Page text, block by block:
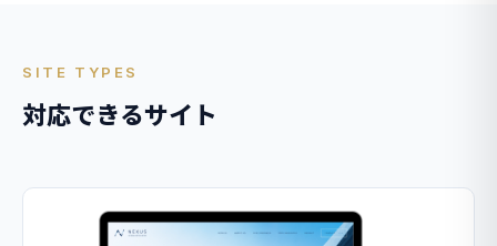
SITE TYPES
対応できるサイト